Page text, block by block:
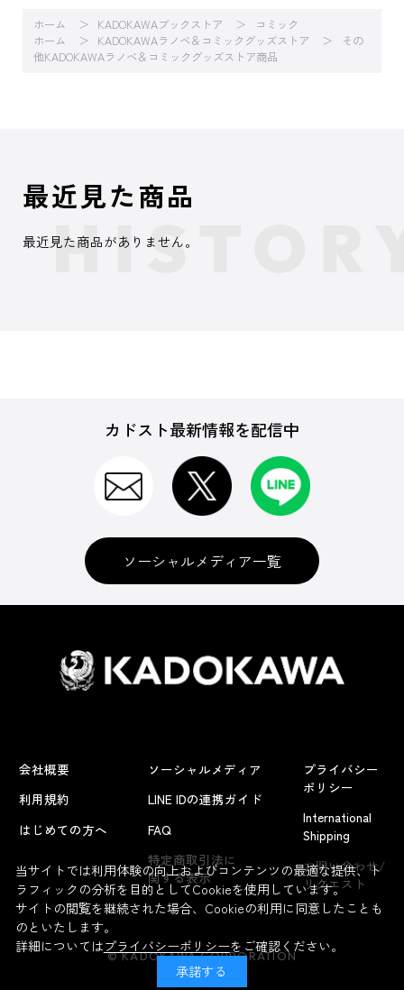
ホーム KADOKAWAブックストア
コミック
ホーム
KADOKAWAラノベ＆コミックグッズストア
その
他KADOKAWAラノベ＆コミックグッズストア商品
よくあるお問い合わせ
最近見た商品
最近見た商品がありません。
カドスト最新情報を配信中
ソーシャルメディア一覧
会社概要
利用規約
はじめての方へ
ソーシャルメディア
LINE IDの連携ガイド
FAQ
特定商取引法に
関する表示
プライバシー
ポリシー
International
Shipping
お問い合わせ/
リクエスト
© KADOKAWA CORPORATION
当サイトでは利用体験の向上およびコンテンツの最適な提供、ト
ラフィックの分析を目的としてCookieを使用しています。
サイトの閲覧を継続された場合、Cookieの利用に同意したことも
のといたします。
詳細についてはプライバシーポリシーをご確認ください。
承諾する